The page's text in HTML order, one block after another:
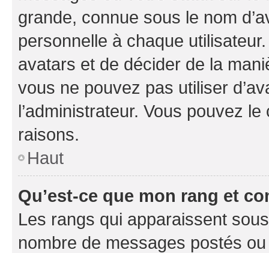
grande, connue sous le nom
personnelle à chaque utilisateur.
avatars et de décider de la
vous ne pouvez pas utiliser
l’administrateur. Vous pouvez
raisons.
Haut
Qu’est-ce que mon rang et
Les rangs qui apparaissent
nombre de messages postés